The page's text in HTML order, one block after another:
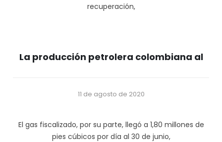
recuperación,
La producción petrolera colombiana al
11 de agosto de 2020
El gas fiscalizado, por su parte, llegó a 1,80 millones de
pies cúbicos por día al 30 de junio,